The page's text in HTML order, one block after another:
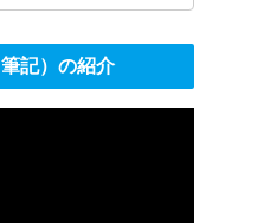
記）の紹介